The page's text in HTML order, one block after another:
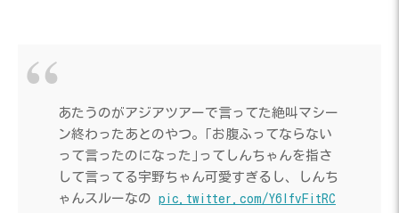
あたうのがアジアツアーで言ってた絶叫マシー
ン終わったあとのやつ。｢お腹ふってならない
って言ったのになった｣ってしんちゃんを指さ
して言ってる宇野ちゃん可愛すぎるし、しんち
ゃんスルーなの pic.twitter.com/Y6IfvFitRC